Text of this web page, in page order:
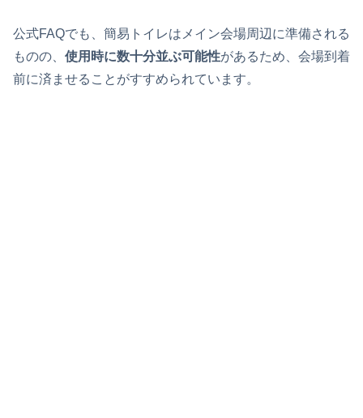
公式FAQでも、簡易トイレはメイン会場周辺に準備される
ものの、 使用時に数十分並ぶ可能性があるため、会場到着
前に済ませることがすすめられています。